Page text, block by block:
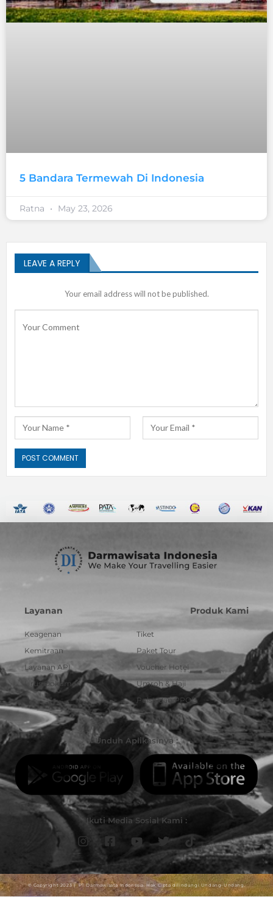
5 Bandara Termewah Di Indonesia
Ratna May 23, 2026
LEAVE A REPLY
Your email address will not be published.
Layanan
Keagenan
Kemitraan
Layanan API
Urus Dokumen
Produk Kami
Tiket
Paket Tour
Voucher Hotel
Umroh & Haji
Pulsa dan PPOB
Unduh Aplikasinya :
Ikuti Media Sosial Kami :
© Copyright 2023 | PT Darmawisata Indonesia. Hak Cipta dilindungi Undang-Undang.